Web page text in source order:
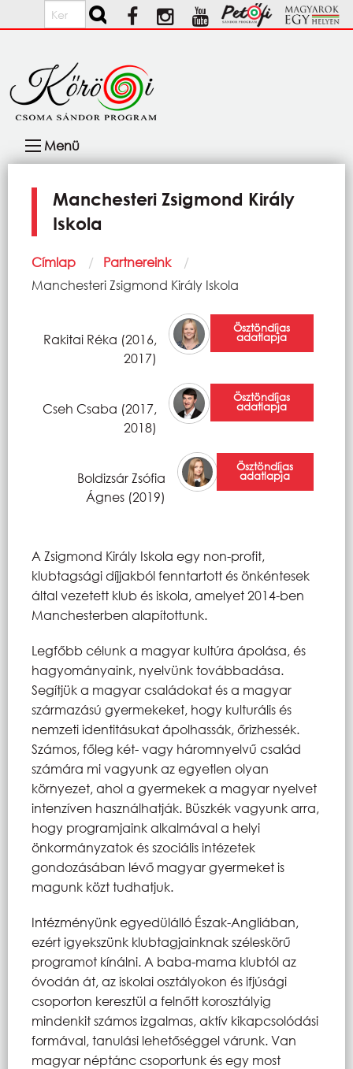
Ugrás a tartalomra
Keresés
navigáció
Menü
Manchesteri Zsigmond Király
Iskola
Morzsa
Címlap
Partnereink
Current:
Manchesteri Zsigmond Király Iskola
Rakitai Réka (2016,
2017)
Ösztöndíjas
adatlapja
Cseh Csaba (2017,
2018)
Ösztöndíjas
adatlapja
Boldizsár Zsófia
Ágnes (2019)
Ösztöndíjas
adatlapja
A Zsigmond Király Iskola egy non-profit,
klubtagsági díjjakból fenntartott és önkéntesek
által vezetett klub és iskola, amelyet 2014-ben
Manchesterben alapítottunk.
Legfőbb célunk a magyar kultúra ápolása, és
hagyományaink, nyelvünk továbbadása.
Segítjük a magyar családokat és a magyar
származású gyermekeket, hogy kulturális és
nemzeti identitásukat ápolhassák, őrizhessék.
Számos, főleg két- vagy háromnyelvű család
számára mi vagyunk az egyetlen olyan
környezet, ahol a gyermekek a magyar nyelvet
intenzíven használhatják. Büszkék vagyunk arra,
hogy programjaink alkalmával a helyi
önkormányzatok és szociális intézetek
gondozásában lévő magyar gyermeket is
magunk közt tudhatjuk.
Intézményünk egyedülálló Észak-Angliában,
ezért igyekszünk klubtagjainknak széleskörű
programot kínálni. A baba-mama klubtól az
óvodán át, az iskolai osztályokon és ifjúsági
csoporton keresztül a felnőtt korosztályig
mindenkit számos izgalmas, aktív kikapcsolódási
formával, tanulási lehetőséggel várunk. Van
magyar néptánc csoportunk és egy most